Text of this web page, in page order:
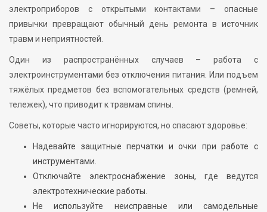
электроприборов с открытыми контактами – опасные
привычки превращают обычный день ремонта в источник
травм и неприятностей.
Один из распространённых случаев – работа с
электроинструментами без отключения питания. Или подъем
тяжёлых предметов без вспомогательных средств (ремней,
тележек), что приводит к травмам спины.
Советы, которые часто игнорируются, но спасают здоровье:
Надевайте защитные перчатки и очки при работе с
инструментами.
Отключайте электроснабжение зоны, где ведутся
электротехнические работы.
Не используйте неисправные или самодельные